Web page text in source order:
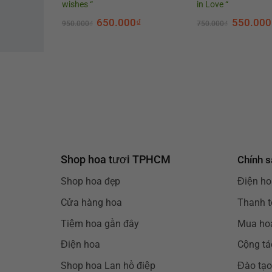
wishes “
950.000₫ 650.000₫
in Love “
750.000₫ 550.000
Shop hoa tươi TPHCM
Shop hoa đẹp
Cửa hàng hoa
Tiệm hoa gần đây
Điện hoa
Shop hoa Lan hồ điệp
Chính
Điện
Thanh
Mua
Cộng
Đào